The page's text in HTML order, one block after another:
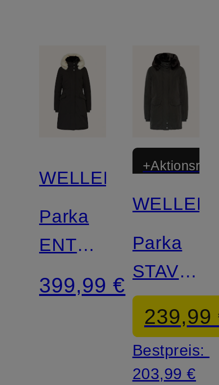
WELLENSTEYN
Parka
ENTERPRISE
CLASSIC
LONG
DUPONT™
399,99 €
Parka
mit
Kunstfell
239,99
Bestpreis:
203,99 €